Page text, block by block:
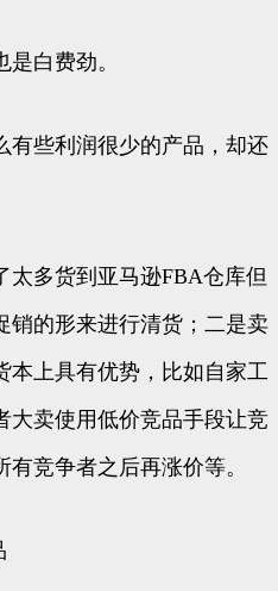
白费劲。
有些利润很少的产品，却还
太多货到亚马逊FBA仓库但
销的形来进行清货；二是卖
本上具有优势，比如自家工
大卖使用低价竞品手段让竞
竞争者之后再涨价等。